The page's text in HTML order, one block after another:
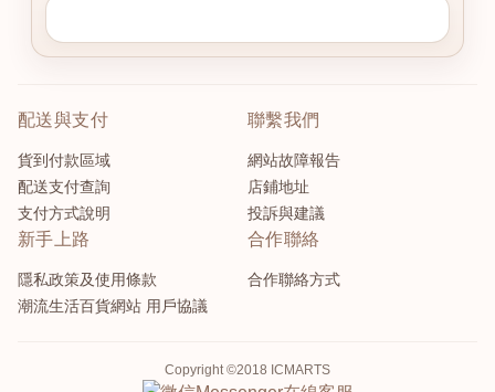
配送與支付
貨到付款區域
配送支付查詢
支付方式說明
聯繫我們
網站故障報告
店鋪地址
投訴與建議
新手上路
隱私政策及使用條款
潮流生活百貨網站 用戶協議
合作聯絡
合作聯絡方式
Copyright ©2018 ICMARTS